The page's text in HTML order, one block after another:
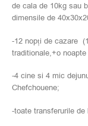
de cala de 10kg sau
dimensile de
-12 nopți de cazare
traditionale,+o
-4 cine si 4 mic
Chefchouene;
-toate transferurile